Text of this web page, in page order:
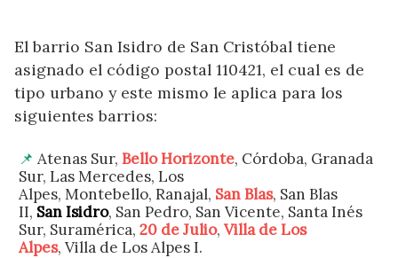
El barrio San Isidro de San Cristóbal tiene
asignado el código postal 110421, el cual es de
tipo urbano y este mismo le aplica para los
siguientes barrios:
Atenas Sur, Bello Horizonte, Córdoba, Granada
Sur, Las Mercedes, Los
Alpes, Montebello, Ranajal, San Blas, San Blas
II, San Isidro, San Pedro, San Vicente, Santa Inés
Sur, Suramérica, 20 de Julio, Villa de Los
Alpes, Villa de Los Alpes I.